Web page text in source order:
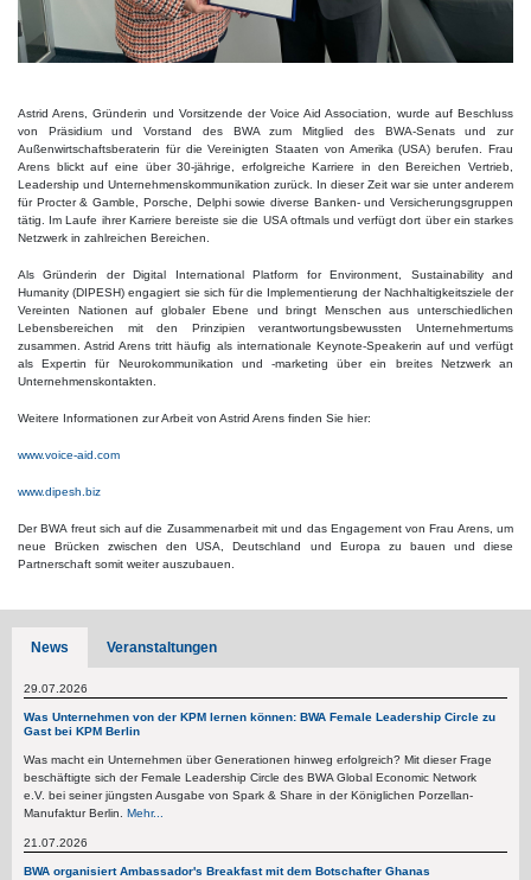
Astrid Arens, Gründerin und Vorsitzende der Voice Aid Association, wurde auf Beschluss
von Präsidium und Vorstand des BWA zum Mitglied des BWA-Senats und zur
Außenwirtschaftsberaterin für die Vereinigten Staaten von Amerika (USA) berufen. Frau
Arens blickt auf eine über 30-jährige, erfolgreiche Karriere in den Bereichen Vertrieb,
Leadership und Unternehmenskommunikation zurück. In dieser Zeit war sie unter anderem
für Procter & Gamble, Porsche, Delphi sowie diverse Banken- und Versicherungsgruppen
tätig. Im Laufe ihrer Karriere bereiste sie die USA oftmals und verfügt dort über ein starkes
Netzwerk in zahlreichen Bereichen.
Als Gründerin der Digital International Platform for Environment, Sustainability and
Humanity (DIPESH) engagiert sie sich für die Implementierung der Nachhaltigkeitsziele der
Vereinten Nationen auf globaler Ebene und bringt Menschen aus unterschiedlichen
Lebensbereichen mit den Prinzipien verantwortungsbewussten Unternehmertums
zusammen. Astrid Arens tritt häufig als internationale Keynote-Speakerin auf und verfügt
als Expertin für Neurokommunikation und -marketing über ein breites Netzwerk an
Unternehmenskontakten.
Weitere Informationen zur Arbeit von Astrid Arens finden Sie hier:
www.voice-aid.com
www.dipesh.biz
Der BWA freut sich auf die Zusammenarbeit mit und das Engagement von Frau Arens, um
neue Brücken zwischen den USA, Deutschland und Europa zu bauen und diese
Partnerschaft somit weiter auszubauen.
News Veranstaltungen
29.07.2026
Was Unternehmen von der KPM lernen können: BWA Female Leadership Circle zu
Gast bei KPM Berlin
Was macht ein Unternehmen über Generationen hinweg erfolgreich? Mit dieser Frage
beschäftigte sich der Female Leadership Circle des BWA Global Economic Network
e.V. bei seiner jüngsten Ausgabe von Spark & Share in der Königlichen Porzellan-
Manufaktur Berlin. Mehr...
21.07.2026
BWA organisiert Ambassador's Breakfast mit dem Botschafter Ghanas